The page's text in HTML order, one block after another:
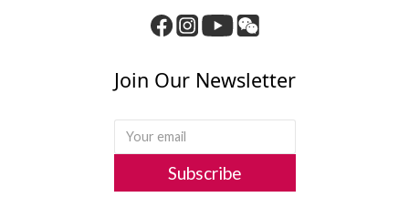
Join Our Newsletter
Subscribe